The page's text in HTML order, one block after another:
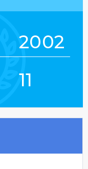
2002
11